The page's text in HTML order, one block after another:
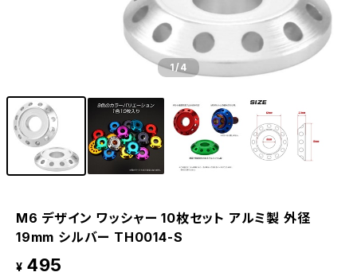
1/4
M6 デザイン ワッシャー 10枚セット アルミ製 外径
19mm シルバー TH0014-S
¥ 495